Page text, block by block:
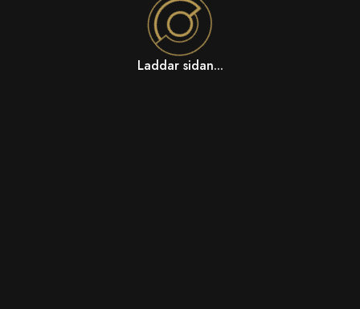
Laddar sidan...